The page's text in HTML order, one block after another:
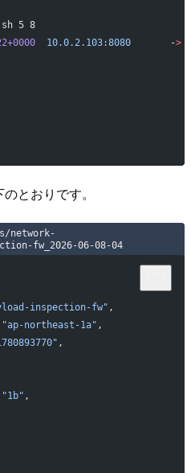
5 8
  10.0.2.103:8080
       -
>
とおりです。
network-
fw_2026-06-08-04
inspection-fw" ,
"ap-northeast-1a" ,
,
"1b" ,